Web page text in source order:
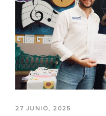
27 JUNIO, 2025